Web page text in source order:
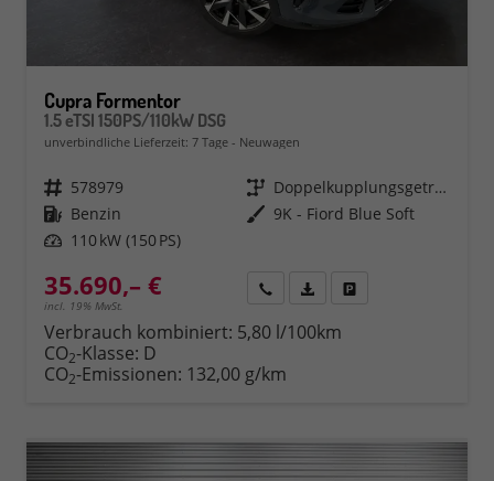
Cupra Formentor
1.5 eTSI 150PS/110kW DSG
unverbindliche Lieferzeit: 7 Tage Neuwagen
Fahrzeugnr. 578979 Getriebe
Doppelkupplungsgetriebe (DSG)
Kraftstoff Benzin Außenfarbe 9K - Fiord Blue Soft
Leistung 110 kW (150 PS)
35.690,– €
incl. 19% MwSt.
Rückruf PDF-Datei, Fahrzeugexposé
Verbrauch kombiniert: 5,80 l/100km
CO2-Klasse: D
CO2-Emissionen: 132,00 g/km